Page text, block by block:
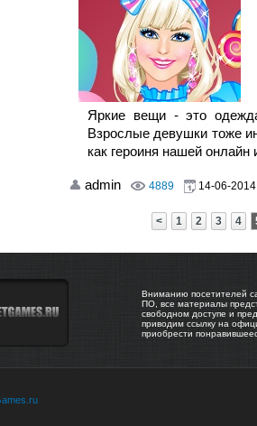
Яркие вещи - это
Взрослые девушки тоже
как героиня нашей онлайн
admin 4889 14-06-
< 1 2 3 4
Вниманию посетителей
ПО, все материалы
свободном доступе и
приводим ссылку на
приобрести